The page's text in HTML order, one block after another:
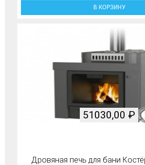
В КОРЗИНУ
Дровяная печь для бани
51030,00 ₽